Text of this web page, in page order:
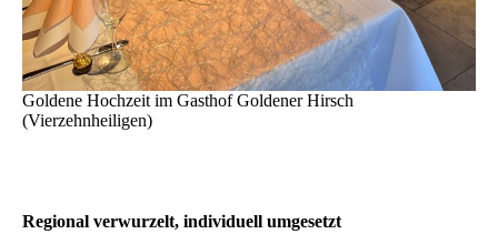
Goldene Hochzeit im Gasthof Goldener Hirsch
(Vierzehnheiligen)
Regional verwurzelt, individuell umgesetzt